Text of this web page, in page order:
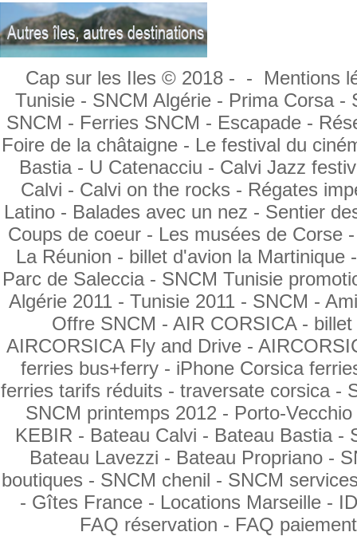
Cap sur les Iles © 2018 - - Mentions
Tunisie - SNCM Algérie - Prima Corsa -
SNCM - Ferries SNCM - Escapade -
Foire de la châtaigne - Le festival du
Bastia - U Catenacciu - Calvi Jazz
Calvi - Calvi on the rocks - Régates
Latino - Balades avec un nez - Sentier
Coups de coeur - Les musées de Corse
La Réunion - billet d'avion la Martinique
Parc de Saleccia - SNCM Tunisie
Algérie 2011 - Tunisie 2011 - SNCM -
Offre SNCM - AIR CORSICA -
AIRCORSICA Fly and Drive -
ferries bus+ferry - iPhone Corsica
ferries tarifs réduits - traversate corsica -
SNCM printemps 2012 - Porto-
KEBIR - Bateau Calvi - Bateau Bastia -
Bateau Lavezzi - Bateau Propriano -
boutiques - SNCM chenil - SNCM
- Gîtes France - Locations Marseille -
FAQ réservation - FAQ